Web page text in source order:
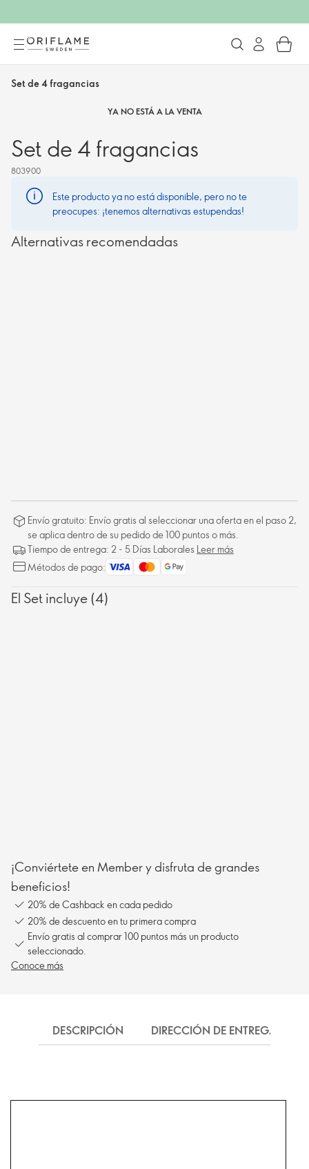
Set de 4 fragancias
YA NO ESTÁ A LA VENTA
Set de 4 fragancias
803900
Este producto ya no está disponible, pero no te
preocupes: ¡tenemos alternativas estupendas!
Alternativas recomendadas
Envío gratuito: Envío gratis al seleccionar una oferta en el paso 2,
se aplica dentro de su pedido de 100 puntos o más.
Tiempo de entrega: 2 - 5 Días Laborales Leer más
Métodos de pago:
El Set incluye (4)
¡Conviértete en Member y disfruta de grandes
beneficios!
20% de Cashback en cada pedido
20% de descuento en tu primera compra
Envío gratis al comprar 100 puntos más un producto
seleccionado.
Conoce más
DESCRIPCIÓN DIRECCIÓN DE ENTREGA